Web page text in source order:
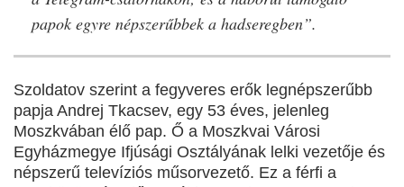
papok egyre népszerűbbek a hadseregben”.
Szoldatov szerint a fegyveres erők legnépszerűbb
papja Andrej Tkacsev, egy 53 éves, jelenleg
Moszkvában élő pap. Ő a Moszkvai Városi
Egyházmegye Ifjúsági Osztályának lelki vezetője és
népszerű televíziós műsorvezető. Ez a férfi a